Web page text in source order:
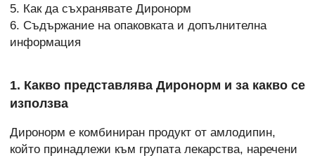
5. Как да съхранявате Диронорм
6. Съдържание на опаковката и допълнителна
информация
1. Какво представлява Диронорм и за какво се
използва
Диронорм е комбиниран продукт от амлодипин,
който принадлежи към групата лекарства, наречени